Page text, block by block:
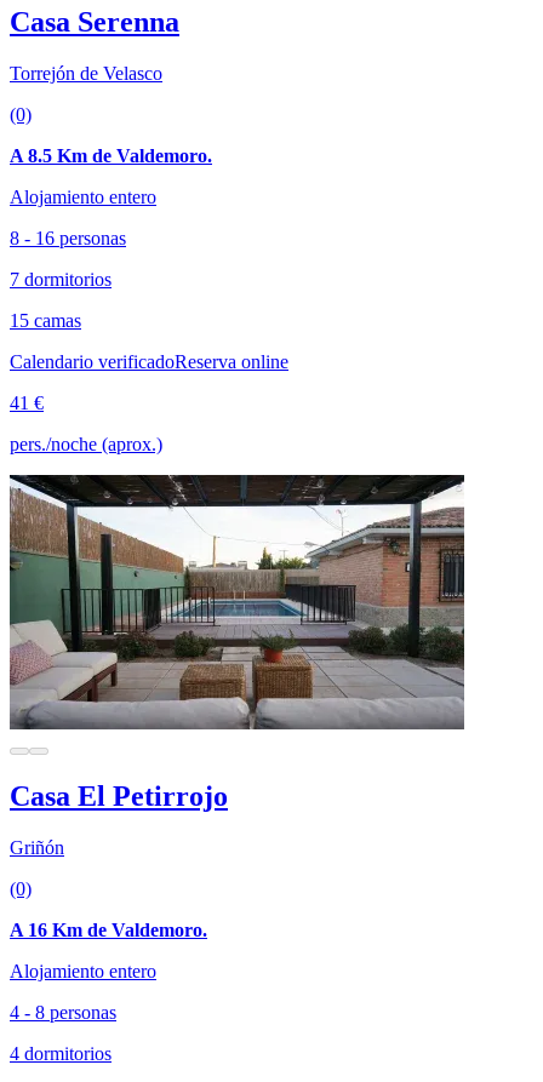
Casa Serenna
Torrejón de Velasco
(0)
A 8.5 Km de Valdemoro.
Alojamiento entero
8 - 16 personas
7 dormitorios
15 camas
Calendario verificadoReserva online
41 €
pers./noche (aprox.)
Casa El Petirrojo
Griñón
(0)
A 16 Km de Valdemoro.
Alojamiento entero
4 - 8 personas
4 dormitorios